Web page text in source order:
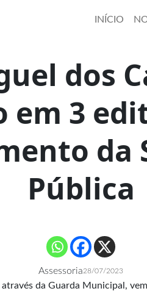
INÍCIO
dos
em 3
da
Pública
Assessoria28/07/2023
da Guarda Municipal,